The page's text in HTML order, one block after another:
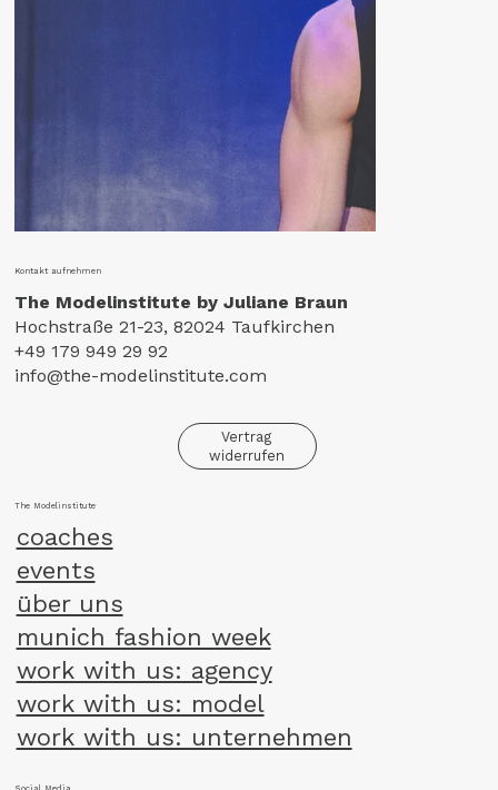
Kontakt aufnehmen
The Modelinstitute by Juliane Braun
Hochstraße 21-23, 82024 Taufkirchen
+49 179 949 29 92
info@the-modelinstitute.com
Vertrag
widerrufen
The Modelinstitute
coaches
events
über uns
munich fashion week
work with us: agency
work with us: model
work with us: unternehmen